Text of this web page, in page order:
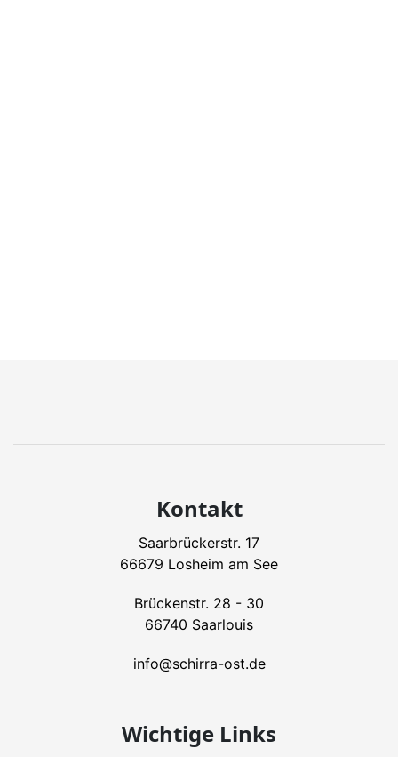
Kontakt
Saarbrückerstr. 17
66679 Losheim am See
Brückenstr. 28 - 30
66740 Saarlouis
info@schirra-ost.de
Wichtige Links